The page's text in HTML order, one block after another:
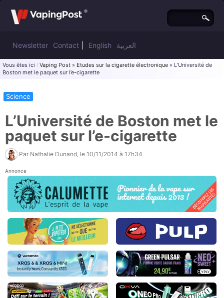
Newsletter Contact English العربية
Vous êtes ici : Vaping Post » Etudes sur la cigarette électronique » L’Université de
Boston met le paquet sur l’e-cigarette
Science
L’Université de Boston met le
paquet sur l’e-cigarette
Par Nathalie Dunand , le 10/11/2014 à 17h34
Annonce